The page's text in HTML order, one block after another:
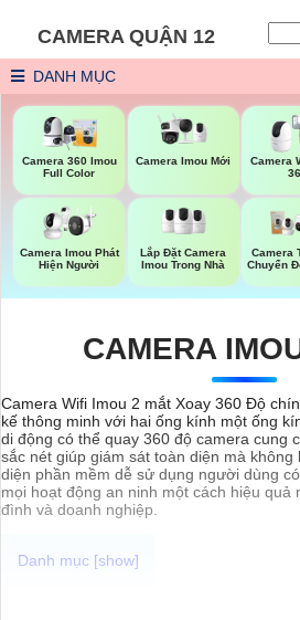
CAMERA QUẬN 12
DANH MỤC
Camera 360 Imou
Full Color
Camera Imou Mới
Camera
Camera Imou Phát
Hiện Người
Lắp Đặt Camera
Imou Trong Nhà
Camera
Chuyển
CAMERA
Camera Wifi Imou 2 mắt Xoay 360 Độ
kế thông minh với hai ống kính một ống
di động có thể quay 360 độ camera cung
sắc nét giúp giám sát toàn diện mà
diện phần mềm dễ sử dụng người dùng
mọi hoạt động an ninh một cách hiệu quả
đình và doanh nghiệp.